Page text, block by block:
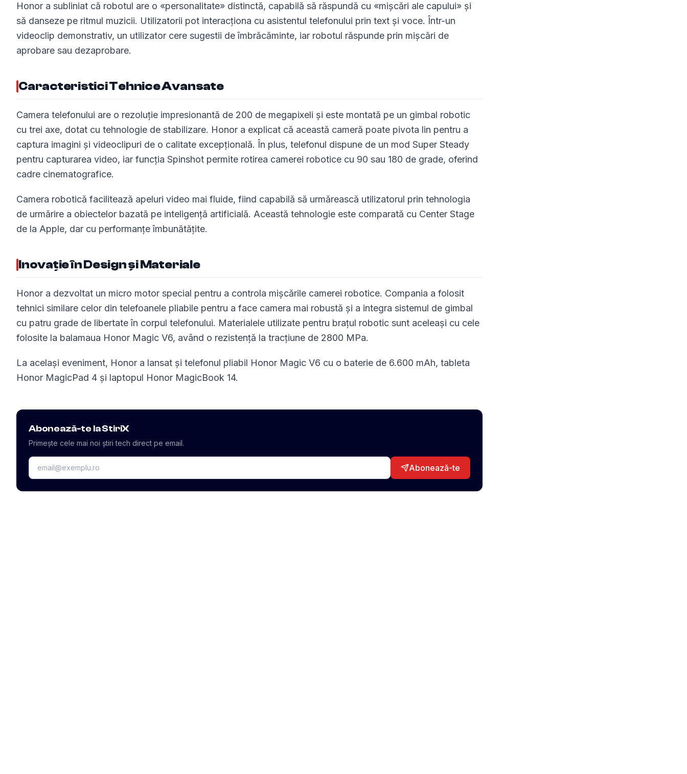
Honor a subliniat că robotul are o «personalitate» distinctă, capabilă să răspundă cu «mișcări ale capului» și
să danseze pe ritmul muzicii. Utilizatorii pot interacționa cu asistentul telefonului prin text și voce. Într-un
videoclip demonstrativ, un utilizator cere sugestii de îmbrăcăminte, iar robotul răspunde prin mișcări de
aprobare sau dezaprobare.
Caracteristici Tehnice Avansate
Camera telefonului are o rezoluție impresionantă de 200 de megapixeli și este montată pe un gimbal robotic
cu trei axe, dotat cu tehnologie de stabilizare. Honor a explicat că această cameră poate pivota lin pentru a
captura imagini și videoclipuri de o calitate excepțională. În plus, telefonul dispune de un mod Super Steady
pentru capturarea video, iar funcția Spinshot permite rotirea camerei robotice cu 90 sau 180 de grade, oferind
cadre cinematografice.
Camera robotică facilitează apeluri video mai fluide, fiind capabilă să urmărească utilizatorul prin tehnologia
de urmărire a obiectelor bazată pe inteligență artificială. Această tehnologie este comparată cu Center Stage
de la Apple, dar cu performanțe îmbunătățite.
Inovație în Design și Materiale
Honor a dezvoltat un micro motor special pentru a controla mișcările camerei robotice. Compania a folosit
tehnici similare celor din telefoanele pliabile pentru a face camera mai robustă și a integra sistemul de gimbal
cu patru grade de libertate în corpul telefonului. Materialele utilizate pentru brațul robotic sunt aceleași cu cele
folosite la balamaua Honor Magic V6, având o rezistență la tracțiune de 2800 MPa.
La același eveniment, Honor a lansat și telefonul pliabil Honor Magic V6 cu o baterie de 6.600 mAh, tableta
Honor MagicPad 4 și laptopul Honor MagicBook 14.
Abonează-te la StiriX
Primește cele mai noi știri tech direct pe email.
Abonează-te